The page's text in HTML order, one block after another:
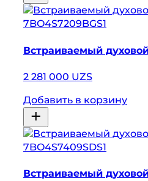
7BO4S7209BGS1
Встраиваемый
2 281 000 UZS
Добавить в корзину
7BO4S7409SDS1
Встраиваемый